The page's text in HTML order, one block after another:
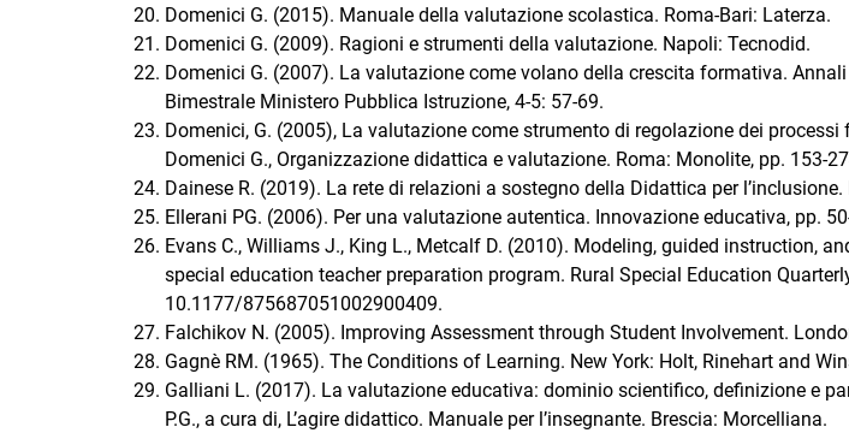
Domenici G. (2015). Manuale della valutazione scolastica. Roma-Bari: Laterza.
Domenici G. (2009). Ragioni e strumenti della valutazione. Napoli: Tecnodid.
Domenici G. (2007). La valutazione come volano della crescita formativa.
Bimestrale Ministero Pubblica Istruzione, 4-5: 57-69.
Domenici, G. (2005), La valutazione come strumento di regolazione dei
Domenici G., Organizzazione didattica e valutazione. Roma: Monolite, pp. 153-
Dainese R. (2019). La rete di relazioni a sostegno della Didattica per
Ellerani PG. (2006). Per una valutazione autentica. Innovazione educativa, pp.
Evans C., Williams J., King L., Metcalf D. (2010). Modeling, guided instruction,
special education teacher preparation program. Rural Special Education
10.1177/875687051002900409.
Falchikov N. (2005). Improving Assessment through Student Involvement.
Gagnè RM. (1965). The Conditions of Learning. New York: Holt, Rinehart and
Galliani L. (2017). La valutazione educativa: dominio scientifico, definizione e
P.G., a cura di, L’agire didattico. Manuale per l’insegnante. Brescia: Morcelliana.